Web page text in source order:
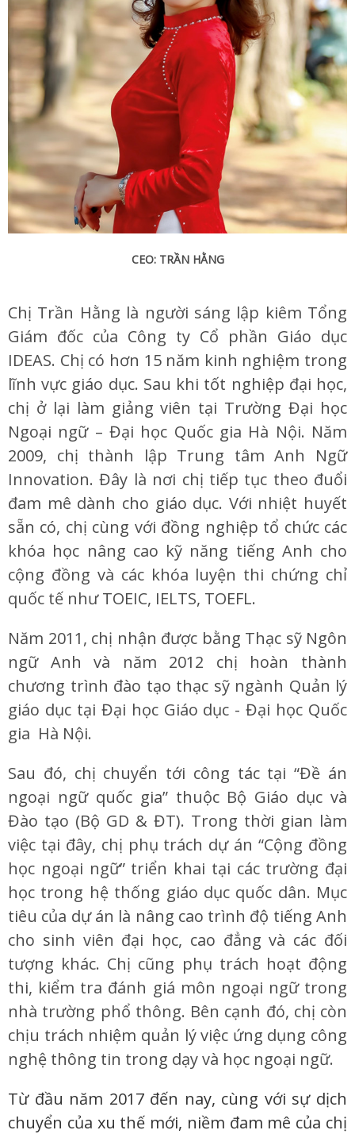
CEO: TRẦN HẰNG
Chị Trần Hằng là người sáng lập kiêm Tổng
Giám đốc của Công ty Cổ phần Giáo dục
IDEAS. Chị có hơn 15 năm kinh nghiệm trong
lĩnh vực giáo dục. Sau khi tốt nghiệp đại học,
chị ở lại làm giảng viên tại Trường Đại học
Ngoại ngữ – Đại học Quốc gia Hà Nội. Năm
2009, chị thành lập Trung tâm Anh Ngữ
Innovation. Đây là nơi chị tiếp tục theo đuổi
đam mê dành cho giáo dục. Với nhiệt huyết
sẵn có, chị cùng với đồng nghiệp tổ chức các
khóa học nâng cao kỹ năng tiếng Anh cho
cộng đồng và các khóa luyện thi chứng chỉ
quốc tế như TOEIC, IELTS, TOEFL.
Năm 2011, chị nhận được bằng Thạc sỹ Ngôn
ngữ Anh và năm 2012 chị hoàn thành
chương trình đào tạo thạc sỹ ngành Quản lý
giáo dục tại Đại học Giáo dục - Đại học Quốc
gia Hà Nội.
Sau đó, chị chuyển tới công tác tại “Đề án
ngoại ngữ quốc gia” thuộc Bộ Giáo dục và
Đào tạo (Bộ GD & ĐT). Trong thời gian làm
việc tại đây, chị phụ trách dự án “Cộng đồng
học ngoại ngữ” triển khai tại các trường đại
học trong hệ thống giáo dục quốc dân. Mục
tiêu của dự án là nâng cao trình độ tiếng Anh
cho sinh viên đại học, cao đẳng và các đối
tượng khác. Chị cũng phụ trách hoạt động
thi, kiểm tra đánh giá môn ngoại ngữ trong
nhà trường phổ thông. Bên cạnh đó, chị còn
chịu trách nhiệm quản lý việc ứng dụng công
nghệ thông tin trong dạy và học ngoại ngữ.
Từ đầu năm 2017 đến nay, cùng với sự dịch
chuyển của xu thế mới, niềm đam mê của chị